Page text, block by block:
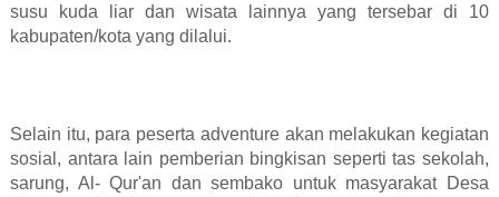
susu kuda liar dan wisata lainnya yang tersebar di 10
kabupaten/kota yang dilalui.
Selain itu, para peserta adventure akan melakukan kegiatan
sosial, antara lain pemberian bingkisan seperti tas sekolah,
sarung, Al- Qur'an dan sembako untuk masyarakat Desa